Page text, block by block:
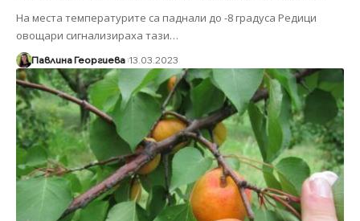
На места температурите са паднали до -8 градуса Редици
овощари сигнализираха тази…
Павлина Георгиева 13.03.2023